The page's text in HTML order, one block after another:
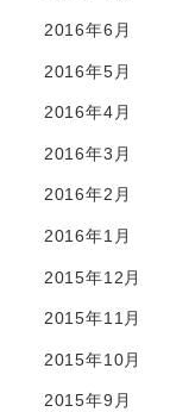
2016年6月
2016年5月
2016年4月
2016年3月
2016年2月
2016年1月
2015年12月
2015年11月
2015年10月
2015年9月